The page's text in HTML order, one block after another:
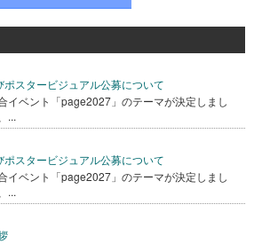
スタービジュアル公募について
イベント「page2027」のテーマが決定しまし
...
スタービジュアル公募について
イベント「page2027」のテーマが決定しまし
...